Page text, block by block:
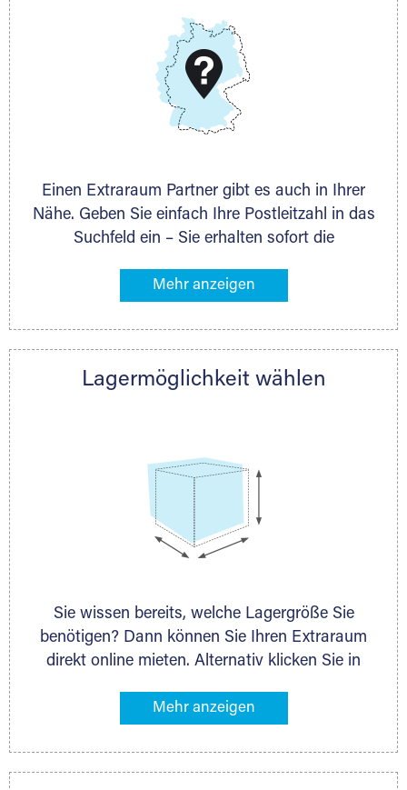
DMG Aktiengesellschaft
www.dmg-ag.com
Einen Extraraum Partner gibt es auch in Ihrer
Nähe. Geben Sie einfach Ihre Postleitzahl in das
Suchfeld ein – Sie erhalten sofort die
Lagermöglichkeiten in Ihrer Nähe. An zahlreichen
direkt online mieten. Gibt es Extraraum noch
nächstgelegenen Partner und besprechen alles
Lagermöglichkeit wählen
Sie wissen bereits, welche Lagergröße Sie
benötigen? Dann können Sie Ihren Extraraum
direkt online mieten. Alternativ klicken Sie in
Gegenstände an, die Sie einlagern möchten –
ermittelt. Natürlich steht Ihnen Ihr Extraraum